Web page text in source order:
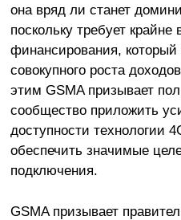
она вряд ли станет
поскольку требует крайне
финансирования,
совокупного роста
этим GSMA призывает
сообщество приложить
доступности технологии
обеспечить значимые
подключения.
GSMA призывает